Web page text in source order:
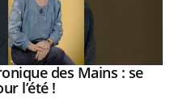
: quels sont
physiques ?
des Mains : se
l’été !Youtube